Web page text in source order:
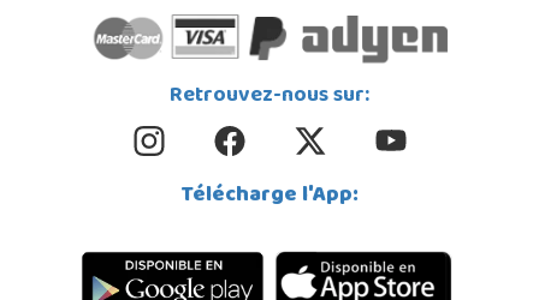
Retrouvez-nous sur:
Télécharge l'App: